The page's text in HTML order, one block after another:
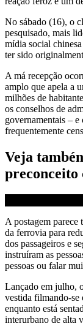
No sábado (16), o
pesquisado, mais
mídia social
ter sido
A má recepção
amplo que apela a
milhões de
os conselhos de
governamentais –
frequentemente
Veja
preconceito
A postagem parece
da ferrovia para
dos passageiros e
instruíram as
pessoas ou falar
Lançado em julho,
vestida filmando-se
enquanto está
interurbano de alta